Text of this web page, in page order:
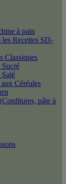
à pain
Recettes SD-
Classiques
Sucré
Salé
Céréales
pâte à